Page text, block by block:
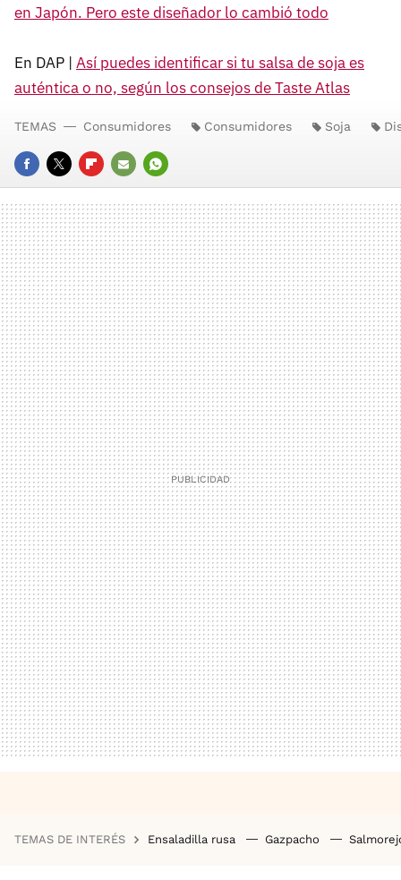
en Japón. Pero este diseñador lo cambió todo
En DAP | Así puedes identificar si tu salsa de soja es
auténtica o no, según los consejos de Taste Atlas
FACEBOOK
TWITTERFLIPBOARD
E-
MAIL
WHATSAPP
TEMAS Consumidores Consumidores Soja
TEMAS DE INTERÉS Ensaladilla rusa Gazpacho